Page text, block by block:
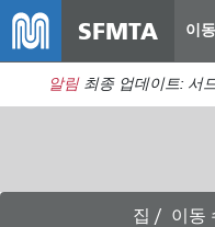
SFMTA 이
알림 최종 업데이트: 서
집 이동